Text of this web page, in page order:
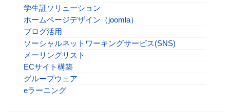
学生証ソリューション
ホームページデザイン（joomla）
ブログ活用
ソーシャルネットワーキングサービス(SNS)
メーリングリスト
ECサイト構築
グループウェア
eラーニング